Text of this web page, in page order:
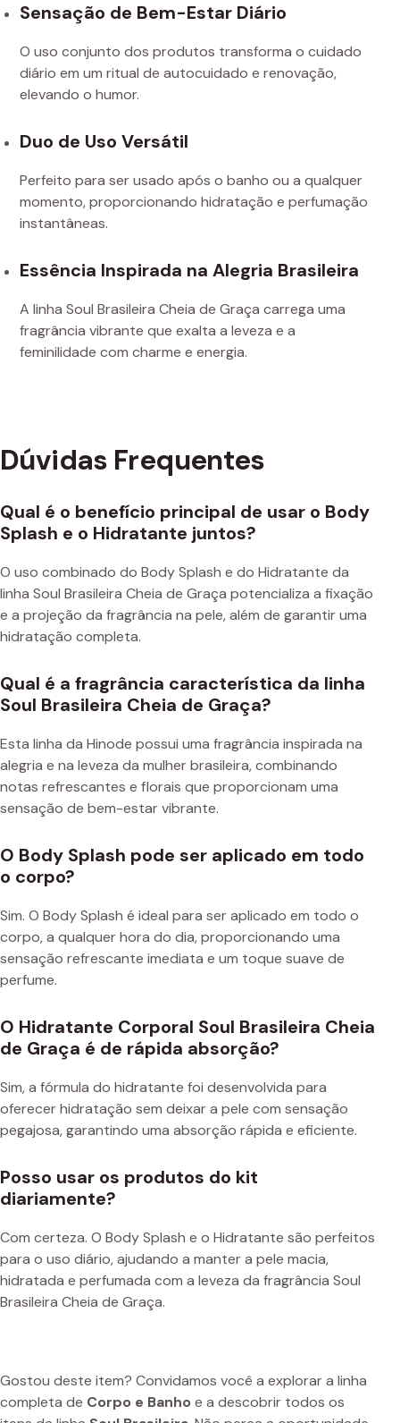
Sensação de Bem-Estar Diário
O uso conjunto dos produtos transforma o cuidado
diário em um ritual de autocuidado e renovação,
elevando o humor.
Duo de Uso Versátil
Perfeito para ser usado após o banho ou a qualquer
momento, proporcionando hidratação e perfumação
instantâneas.
Essência Inspirada na Alegria Brasileira
A linha Soul Brasileira Cheia de Graça carrega uma
fragrância vibrante que exalta a leveza e a
feminilidade com charme e energia.
Dúvidas Frequentes
Qual é o benefício principal de usar o Body
Splash e o Hidratante juntos?
O uso combinado do Body Splash e do Hidratante da
linha Soul Brasileira Cheia de Graça potencializa a fixação
e a projeção da fragrância na pele, além de garantir uma
hidratação completa.
Qual é a fragrância característica da linha
Soul Brasileira Cheia de Graça?
Esta linha da Hinode possui uma fragrância inspirada na
alegria e na leveza da mulher brasileira, combinando
notas refrescantes e florais que proporcionam uma
sensação de bem-estar vibrante.
O Body Splash pode ser aplicado em todo
o corpo?
Sim. O Body Splash é ideal para ser aplicado em todo o
corpo, a qualquer hora do dia, proporcionando uma
sensação refrescante imediata e um toque suave de
perfume.
O Hidratante Corporal Soul Brasileira Cheia
de Graça é de rápida absorção?
Sim, a fórmula do hidratante foi desenvolvida para
oferecer hidratação sem deixar a pele com sensação
pegajosa, garantindo uma absorção rápida e eficiente.
Posso usar os produtos do kit
diariamente?
Com certeza. O Body Splash e o Hidratante são perfeitos
para o uso diário, ajudando a manter a pele macia,
hidratada e perfumada com a leveza da fragrância Soul
Brasileira Cheia de Graça.
Gostou deste item? Convidamos você a explorar a linha
completa de Corpo e Banho e a descobrir todos os